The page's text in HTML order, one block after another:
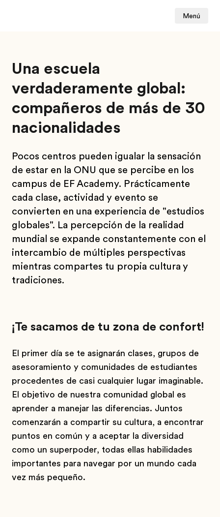
Menú
Una escuela
verdaderamente global:
compañeros de más de 30
nacionalidades
Pocos centros pueden igualar la sensación
de estar en la ONU que se percibe en los
campus de EF Academy. Prácticamente
cada clase, actividad y evento se
convierten en una experiencia de "estudios
globales". La percepción de la realidad
mundial se expande constantemente con el
intercambio de múltiples perspectivas
mientras compartes tu propia cultura y
tradiciones.
¡Te sacamos de tu zona de confort!
El primer día se te asignarán clases, grupos de
asesoramiento y comunidades de estudiantes
procedentes de casi cualquier lugar imaginable.
El objetivo de nuestra comunidad global es
aprender a manejar las diferencias. Juntos
comenzarán a compartir su cultura, a encontrar
puntos en común y a aceptar la diversidad
como un superpoder, todas ellas habilidades
importantes para navegar por un mundo cada
vez más pequeño.